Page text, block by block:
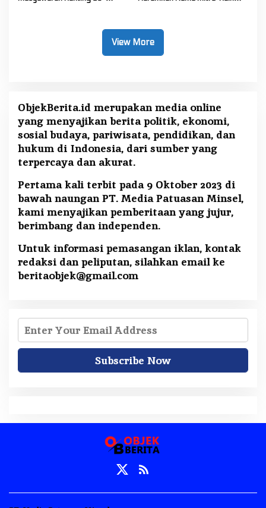
View More
ObjekBerita.id merupakan media online
yang menyajikan berita politik, ekonomi,
sosial budaya, pariwisata, pendidikan, dan
hukum di Indonesia, dari sumber yang
terpercaya dan akurat.
Pertama kali terbit pada 9 Oktober 2023 di
bawah naungan PT. Media Patuasan Minsel,
kami menyajikan pemberitaan yang jujur,
berimbang dan independen.
Untuk informasi pemasangan iklan, kontak
redaksi dan peliputan, silahkan email ke
beritaobjek@gmail.com